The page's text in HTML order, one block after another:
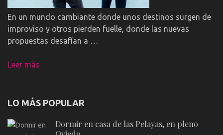
En un mundo cambiante donde unos destinos surgen de
improviso y otros pierden fuelle, donde las nuevas
propuestas desafían a …
Leer más
LO MÁS POPULAR
Dormir en casa de las Pelayas, en pleno